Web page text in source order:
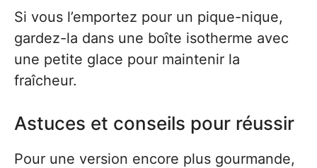
Si vous l’emportez pour un pique-nique,
gardez-la dans une boîte isotherme avec
une petite glace pour maintenir la
fraîcheur.
Astuces et conseils pour réussir
Pour une version encore plus gourmande,